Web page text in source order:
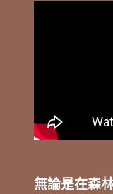
無論是在森